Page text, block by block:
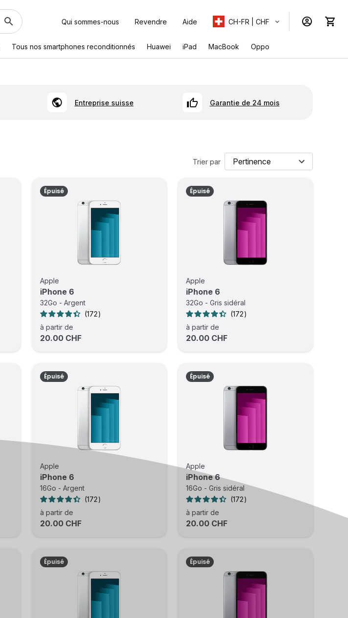
Qui sommes-nous Revendre Aide CH-FR | CHF
Tous nos smartphones reconditionnés Huawei iPad MacBook Oppo
Entreprise suisse Garantie de 24 mois
Trier par
Épuisé
Apple
iPhone 6
32Go - Argent
172
à partir de
20.00 CHF
Épuisé
Apple
iPhone 6
32Go - Gris sidéral
172
à partir de
20.00 CHF
Épuisé
Apple
iPhone 6
16Go - Argent
172
à partir de
20.00 CHF
Épuisé
Apple
iPhone 6
16Go - Gris sidéral
172
à partir de
20.00 CHF
Épuisé Épuisé